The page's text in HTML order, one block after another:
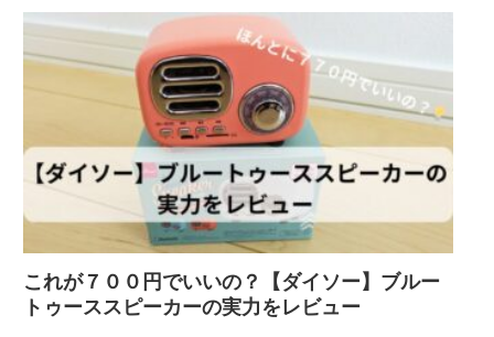
これが７００円でいいの？【ダイソー】ブルー
トゥーススピーカーの実力をレビュー